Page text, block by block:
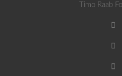
Timo Raab